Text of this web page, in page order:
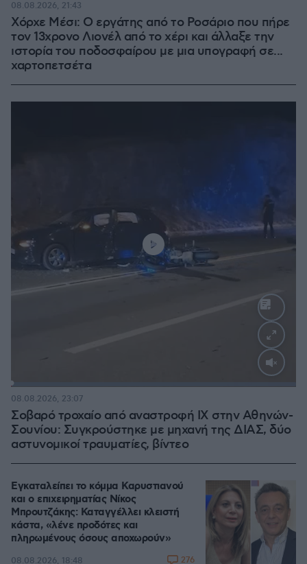
Χόρχε Μέσι: Ο εργάτης από το Ροσάριο που πήρε
τον 13χρονο Λιονέλ από το χέρι και άλλαξε την
ιστορία του ποδοσφαίρου με μια υπογραφή σε...
χαρτοπετσέτα
08.08.2026, 21:43
Σοβαρό τροχαίο από αναστροφή ΙΧ στην Αθηνών-
Σουνίου: Συγκρούστηκε με μηχανή της ΔΙΑΣ, δύο
αστυνομικοί τραυματίες, βίντεο
08.08.2026, 23:07
Εγκαταλείπει το κόμμα Καρυστιανού
και ο επιχειρηματίας Νίκος
Μπρουτζάκης: Καταγγέλλει κλειστή
κάστα, «λένε προδότες και
πληρωμένους όσους αποχωρούν»
08.08.2026, 18:48 276